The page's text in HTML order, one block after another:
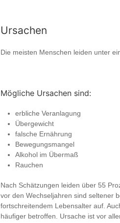
Ursachen
Die meisten Menschen leiden unter
Mögliche Ursachen sind:
erbliche Veranlagung
Übergewicht
falsche Ernährung
Bewegungsmangel
Alkohol im Übermaß
Rauchen
Nach Schätzungen leiden über 55
vor den Wechseljahren sind seltener
fortschreitendem Lebensalter auf.
häufiger betroffen. Ursache ist vor